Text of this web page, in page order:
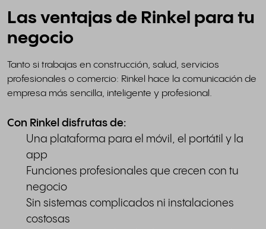
Las ventajas de Rinkel para tu
negocio
Tanto si trabajas en construcción, salud, servicios
profesionales o comercio: Rinkel hace la comunicación de
empresa más sencilla, inteligente y profesional.
Con Rinkel disfrutas de:
Una plataforma para el móvil, el portátil y la
app
Funciones profesionales que crecen con tu
negocio
Sin sistemas complicados ni instalaciones
costosas